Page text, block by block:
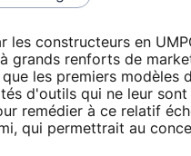
les constructeurs en
grands renforts de
les premiers modèles
d'outils qui ne leur
remédier à ce relatif
qui permettrait au